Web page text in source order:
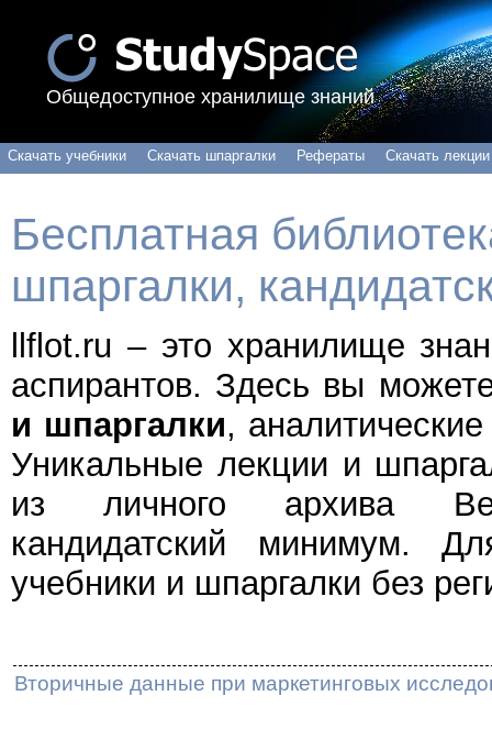
Общедоступное хранилище знаний
Скачать учебники Скачать шпаргалки Рефераты Скачать лекции
Бесплатная
шпаргалки,
llflot.ru – это хранилище
аспирантов. Здесь вы
и шпаргалки,
Уникальные лекции и
из личного архива
кандидатский минимум.
учебники и шпаргалки без
Вторичные данные при маркетинговых